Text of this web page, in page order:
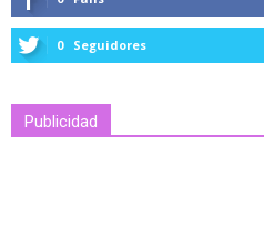
0 Seguidores
Publicidad